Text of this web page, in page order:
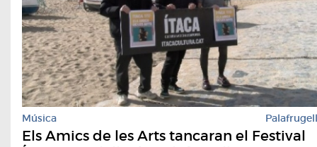
Música Palafrugell
Els Amics de les Arts tancaran el Festival